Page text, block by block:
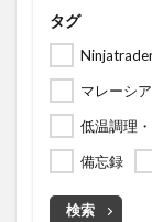
タグ
マレーシ
低温調理
備忘録
検索